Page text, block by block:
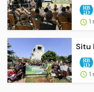
1
Situ
1